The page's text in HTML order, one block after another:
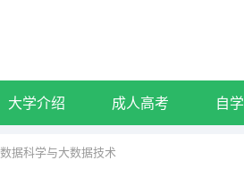
大学介绍 成人高考 自
据科学与大数据技术